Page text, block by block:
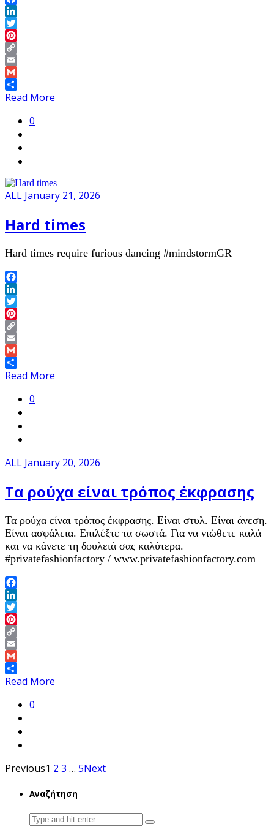
Facebook
LinkedIn
Twitter
Pinterest
Copy
Link
Email
Gmail
Share
Read More
0
ALL January 21, 2026
Hard times
Hard times require furious dancing #mindstormGR
Facebook
LinkedIn
Twitter
Pinterest
Copy
Link
Email
Gmail
Share
Read More
0
ALL January 20, 2026
Τα ρούχα είναι τρόπος έκφρασης
Τα ρούχα είναι τρόπος έκφρασης. Είναι στυλ. Είναι άνεση.
Είναι ασφάλεια. Επιλέξτε τα σωστά. Για να νιώθετε καλά
και να κάνετε τη δουλειά σας καλύτερα.
#privatefashionfactory / www.privatefashionfactory.com
Facebook
LinkedIn
Twitter
Pinterest
Copy
Link
Email
Gmail
Share
Read More
0
Previous1 2 3 … 5Next
Αναζήτηση
Search
for: